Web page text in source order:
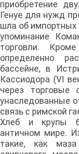
приобретение
Генуе для нужд
шла об импортных
упоминание
торговли.
определенно
бассейне, в
Кассиодора (VI
через торговые
унаследованные
связь с римской
Хлеб и крупы
античном мире.
такие, как